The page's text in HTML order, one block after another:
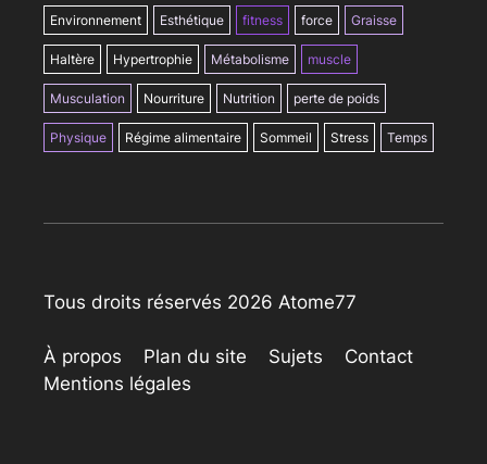
Environnement Esthétique fitness force Graisse
Haltère Hypertrophie Métabolisme muscle
Musculation Nourriture Nutrition perte de poids
Physique Régime alimentaire Sommeil Stress Temps
Tous droits réservés 2026 Atome77
À propos Plan du site Sujets
Contact
Mentions légales